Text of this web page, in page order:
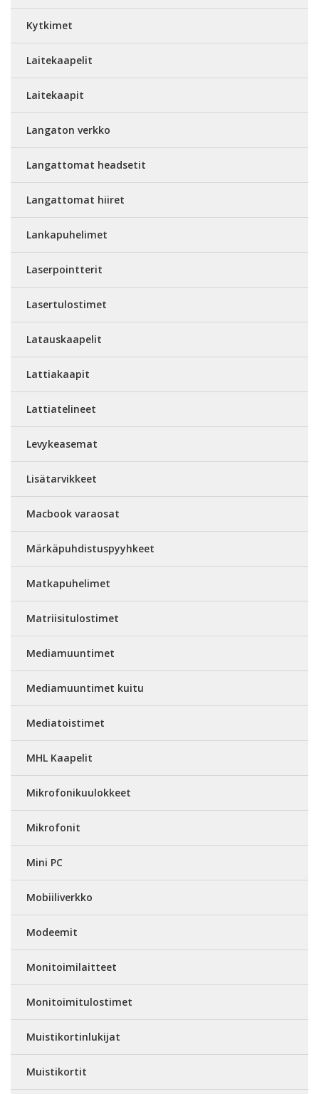
Kytkimet
Laitekaapelit
Laitekaapit
Langaton verkko
Langattomat headsetit
Langattomat hiiret
Lankapuhelimet
Laserpointterit
Lasertulostimet
Latauskaapelit
Lattiakaapit
Lattiatelineet
Levykeasemat
Lisätarvikkeet
Macbook varaosat
Märkäpuhdistuspyyhkeet
Matkapuhelimet
Matriisitulostimet
Mediamuuntimet
Mediamuuntimet kuitu
Mediatoistimet
MHL Kaapelit
Mikrofonikuulokkeet
Mikrofonit
Mini PC
Mobiiliverkko
Modeemit
Monitoimilaitteet
Monitoimitulostimet
Muistikortinlukijat
Muistikortit